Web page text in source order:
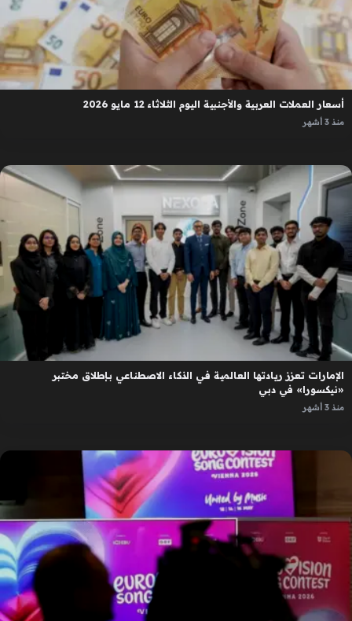
أسعار العملات العربية والأجنبية اليوم الثلاثاء 12 مايو 2026
منذ 3 أشهر
الإمارات تعزز ريادتها العالمية في الذكاء الاصطناعي بإطلاق مختبر
«نيكسورا» في دبي
منذ 3 أشهر